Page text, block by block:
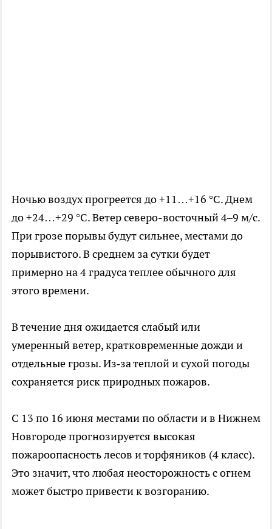
Ночью воздух прогреется до +11…+16 °С. Днем
до +24…+29 °С. Ветер северо-восточный 4–9 м/с.
При грозе порывы будут сильнее, местами до
порывистого. В среднем за сутки будет
примерно на 4 градуса теплее обычного для
этого времени.
В течение дня ожидается слабый или
умеренный ветер, кратковременные дожди и
отдельные грозы. Из‑за теплой и сухой погоды
сохраняется риск природных пожаров.
С 13 по 16 июня местами по области и в Нижнем
Новгороде прогнозируется высокая
пожароопасность лесов и торфяников (4 класс).
Это значит, что любая неосторожность с огнем
может быстро привести к возгоранию.